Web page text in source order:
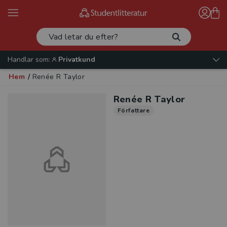
Handlar som:
Privatkund
Hem / Renée R Taylor
Renée R Taylor
Författare